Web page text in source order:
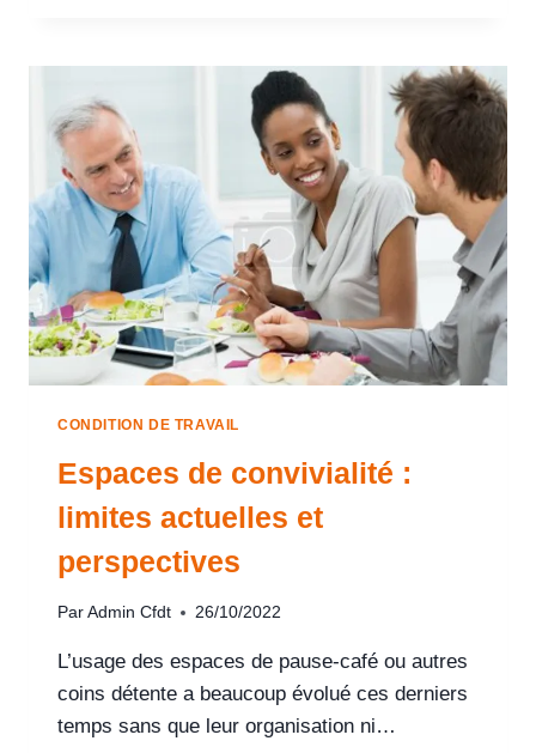
CONDITION DE TRAVAIL
Espaces de convivialité :
limites actuelles et
perspectives
Par Admin Cfdt 26/10/2022
L’usage des espaces de pause-café ou autres
coins détente a beaucoup évolué ces derniers
temps sans que leur organisation ni…